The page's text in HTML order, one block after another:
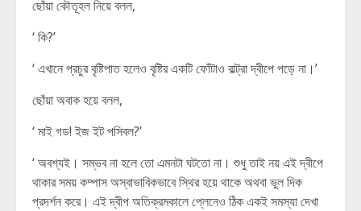
ছোঁয়া কৌতূহল নিয়ে বলল,
‘ কি?’
‘ এখানে প্রচুর বৃষ্টিপাত হলেও বৃষ্টির একটি ফোঁটাও বাল্ট্রা দ্বীপে পড়ে না।’
ছোঁয়া অবাক হয়ে বলল,
‘ মাই গড! ইজ ইট পসিবল?’
‘ অবশ্যই। সম্ভব না হলে তো এমনটা ঘটতো না। শুধু তাই নয় এই দ্বীপে
থাকার সময় কম্পাস অস্বাভাবিকভাবে স্থির হয়ে থাকে অথবা ভুল দিক
প্রদর্শন করে। এই দ্বীপ অতিক্রমকালে প্লেনেও ঠিক একই সমস্যা দেখা